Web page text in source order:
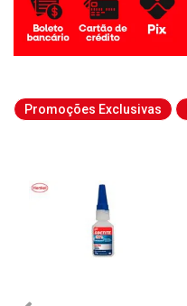
Promoções Exclusivas